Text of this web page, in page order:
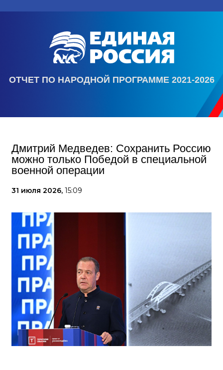
ОТЧЕТ ПО НАРОДНОЙ ПРОГРАММЕ 2021-2026
Дмитрий Медведев: Сохранить Россию
можно только Победой в специальной
военной операции
31 июля 2026, 15:09